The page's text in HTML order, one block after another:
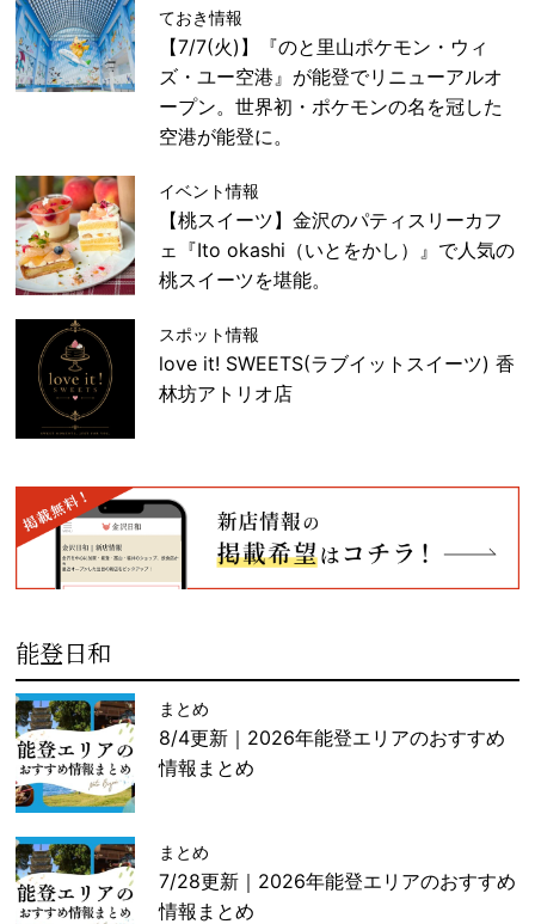
ておき情報
【7/7(火)】『のと里山ポケモン・ウィ
ズ・ユー空港』が能登でリニューアルオ
ープン。世界初・ポケモンの名を冠した
空港が能登に。
イベント情報
【桃スイーツ】金沢のパティスリーカフ
ェ『Ito okashi（いとをかし）』で人気の
桃スイーツを堪能。
スポット情報
love it! SWEETS(ラブイットスイーツ) 香
林坊アトリオ店
能登日和
まとめ
8/4更新｜2026年能登エリアのおすすめ
情報まとめ
まとめ
7/28更新｜2026年能登エリアのおすすめ
情報まとめ